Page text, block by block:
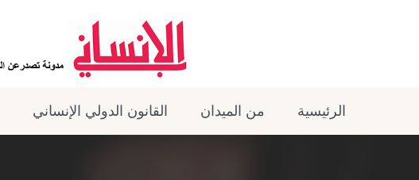
الرئيسية من الميدان القانون الدولي الإنساني